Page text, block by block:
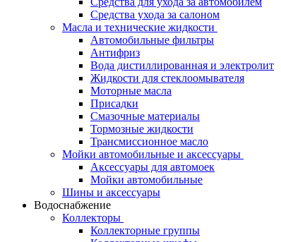
Средства ухода за салоном
Масла и технические жидкости
Автомобильные фильтры
Антифриз
Вода дистиллированная и электролит
Жидкости для стеклоомывателя
Моторные масла
Присадки
Смазочные материалы
Тормозные жидкости
Трансмиссионное масло
Мойки автомобильные и аксессуары
Аксессуары для автомоек
Мойки автомобильные
Шины и аксессуары
Водоснабжение
Коллекторы
Коллекторные группы